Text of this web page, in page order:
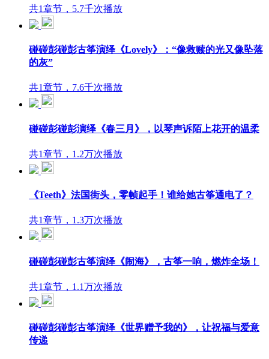
共1章节，5.7千次播放
碰碰彭碰彭古筝演绎《Lovely》：“像救赎的光又像坠落
的灰”
共1章节，7.6千次播放
碰碰彭碰彭演绎《春三月》，以琴声诉陌上花开的温柔
共1章节，1.2万次播放
《Teeth》法国街头，零帧起手！谁给她古筝通电了？
共1章节，1.3万次播放
碰碰彭碰彭古筝演绎《闹海》，古筝一响，燃炸全场！
共1章节，1.1万次播放
碰碰彭碰彭古筝演绎《世界赠予我的》，让祝福与爱意
传递